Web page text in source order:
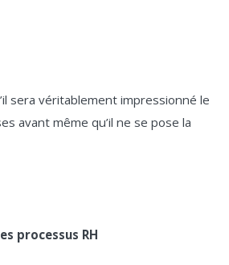
sera véritablement impressionné le
avant même qu’il ne se pose la
processus RH